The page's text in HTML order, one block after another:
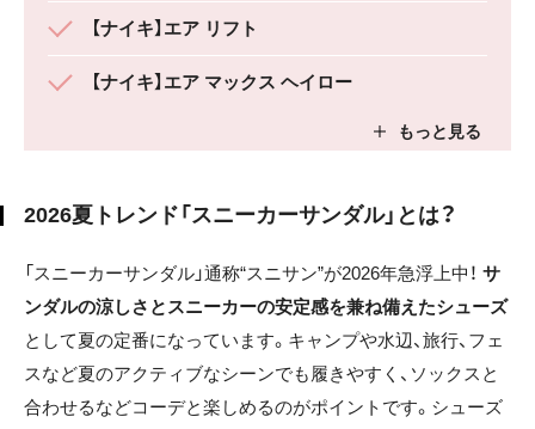
【ナイキ】エア リフト
【ナイキ】エア マックス ヘイロー
2026夏トレンド「スニーカーサンダル」とは？
「スニーカーサンダル」通称“スニサン”が2026年急浮上中！ サ
ンダルの涼しさとスニーカーの安定感を兼ね備えたシューズ
として夏の定番になっています。キャンプや水辺、旅行、フェ
スなど夏のアクティブなシーンでも履きやすく、ソックスと
合わせるなどコーデと楽しめるのがポイントです。シューズ